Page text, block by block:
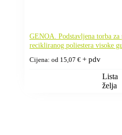
GENOA. Podstavljena torba
recikliranog poliestera visoke
Cijena: od 15,07 € + pdv
Lista
želja